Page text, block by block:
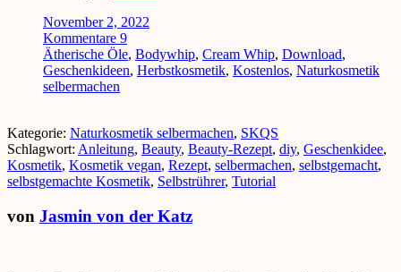
November 2, 2022
Kommentare 9
Ätherische Öle, Bodywhip, Cream Whip, Download,
Geschenkideen, Herbstkosmetik, Kostenlos, Naturkosmetik
selbermachen
Kategorie: Naturkosmetik selbermachen, SKQS
Schlagwort: Anleitung, Beauty, Beauty-Rezept, diy, Geschenkidee,
Kosmetik, Kosmetik vegan, Rezept, selbermachen, selbstgemacht,
selbstgemachte Kosmetik, Selbstrührer, Tutorial
von Jasmin von der Katz